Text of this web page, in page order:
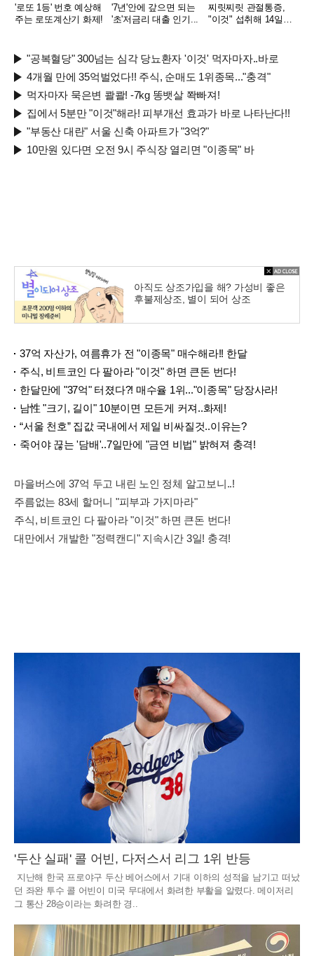
'로또 1등' 번호 예상해
주는 로또계산기 화제!
'7년'안에 갚으면 되는
'초'저금리 대출 인기...
찌릿찌릿 관절통증,
"이것" 섭취해 14일만
"공복혈당" 300넘는 심각 당뇨환자 '이것' 먹자마자..바로
4개월 만에 35억벌었다!! 주식, 순매도 1위종목..."충격"
먹자마자 묵은변 콸콸! -7kg 똥뱃살 쫙빠져!
집에서 5분만 "이것"해라! 피부개선 효과가 바로 나타난다!!
"부동산 대란" 서울 신축 아파트가 "3억?"
10만원 있다면 오전 9시 주식장 열리면 "이종목" 바
아직도 상조가입을 해? 가성비 좋은
후불제상조, 별이 되어 상조
37억 자산가, 여름휴가 전 "이종목" 매수해라!! 한달
주식, 비트코인 다 팔아라 "이것" 하면 큰돈 번다!
한달만에 "37억" 터졌다?! 매수율 1위..."이종목" 당장사라!
남性 "크기, 길이" 10분이면 모든게 커져..화제!
“서울 천호” 집값 국내에서 제일 비싸질것..이유는?
죽어야 끊는 '담배'..7일만에 "금연 비법" 밝혀져 충격!
마을버스에 37억 두고 내린 노인 정체 알고보니..!
주름없는 83세 할머니 "피부과 가지마라"
주식, 비트코인 다 팔아라 "이것" 하면 큰돈 번다!
대만에서 개발한 "정력캔디" 지속시간 3일! 충격!
'두산 실패' 콜 어빈, 다저스서 리그 1위 반등
지난해 한국 프로야구 두산 베어스에서 기대 이하의 성적을 남기고 떠났
던 좌완 투수 콜 어빈이 미국 무대에서 화려한 부활을 알렸다. 메이저리
그 통산 28승이라는 화려한 경..